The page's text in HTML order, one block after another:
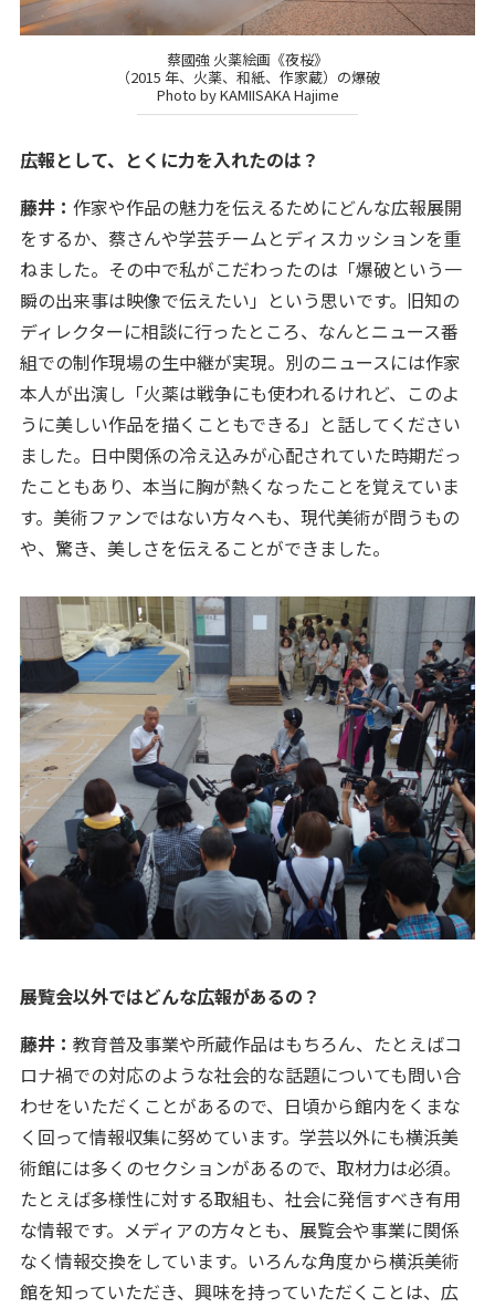
蔡國強 火薬絵画《夜桜》
（2015 年、火薬、和紙、作家蔵）の爆破
Photo by KAMIISAKA Hajime
――広報として、とくに力を入れたのは？
藤井： 作家や作品の魅力を伝えるためにどんな広報展開
をするか、蔡さんや学芸チームとディスカッションを重
ねました。その中で私がこだわったのは「爆破という一
瞬の出来事は映像で伝えたい」という思いです。旧知の
ディレクターに相談に行ったところ、なんとニュース番
組での制作現場の生中継が実現。別のニュースには作家
本人が出演し「火薬は戦争にも使われるけれど、このよ
うに美しい作品を描くこともできる」と話してください
ました。日中関係の冷え込みが心配されていた時期だっ
たこともあり、本当に胸が熱くなったことを覚えていま
す。美術ファンではない方々へも、現代美術が問うもの
や、驚き、美しさを伝えることができました。
――展覧会以外ではどんな広報があるの？
藤井： 教育普及事業や所蔵作品はもちろん、たとえばコ
ロナ禍での対応のような社会的な話題についても問い合
わせをいただくことがあるので、日頃から館内をくまな
く回って情報収集に努めています。学芸以外にも横浜美
術館には多くのセクションがあるので、取材力は必須。
たとえば多様性に対する取組も、社会に発信すべき有用
な情報です。メディアの方々とも、展覧会や事業に関係
なく情報交換をしています。いろんな角度から横浜美術
館を知っていただき、興味を持っていただくことは、広